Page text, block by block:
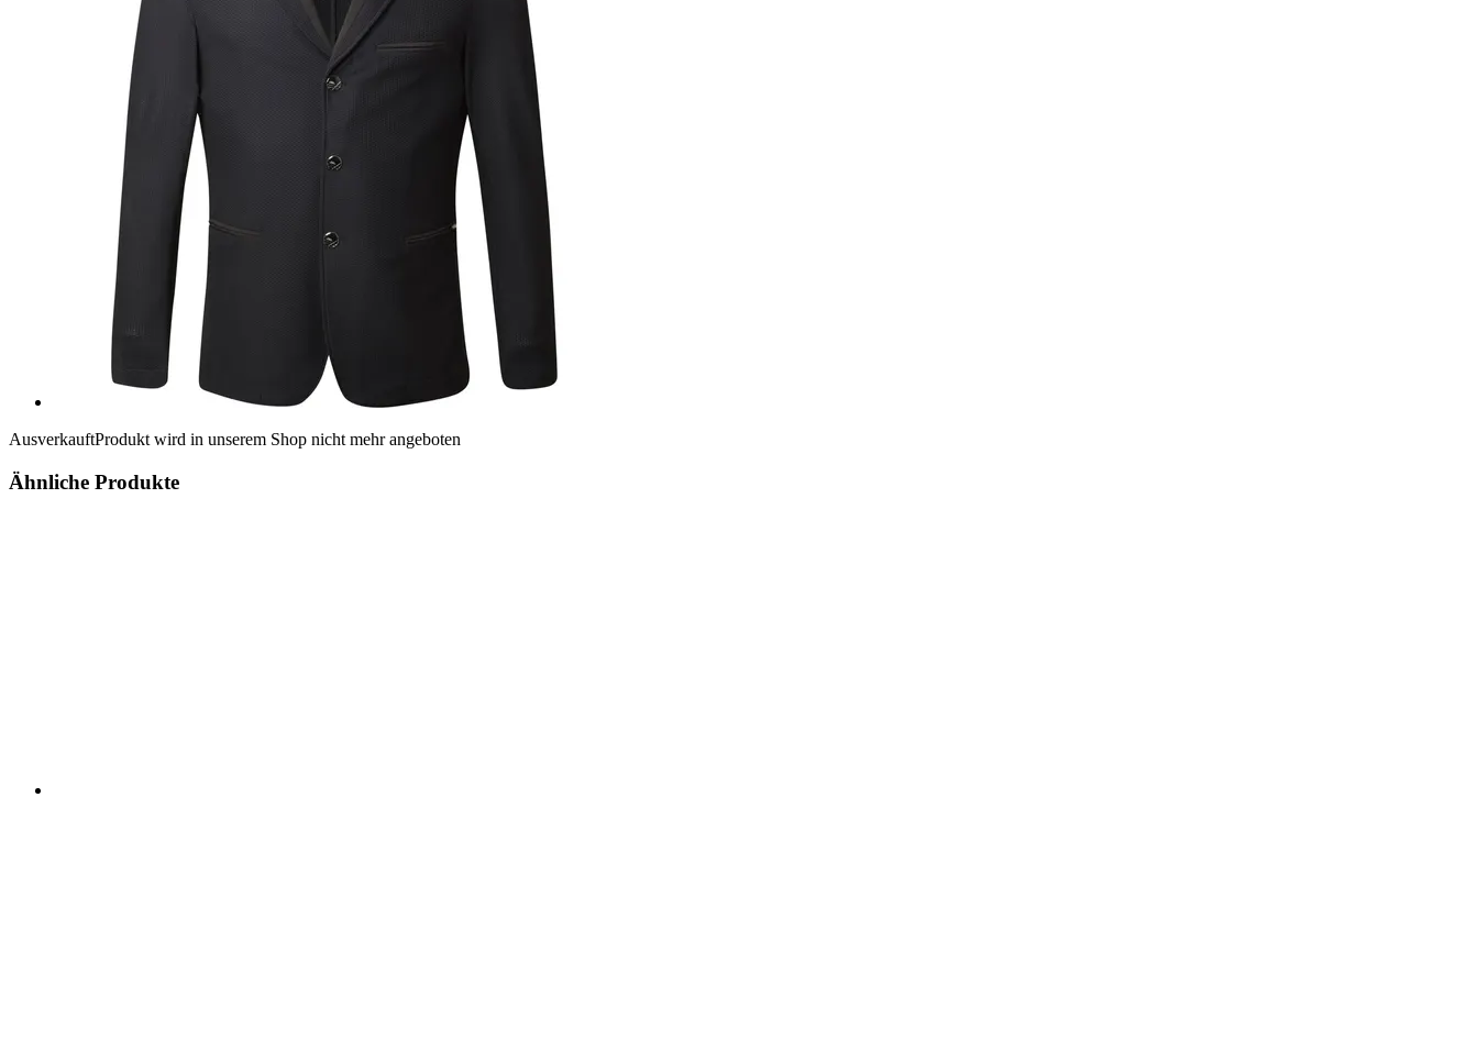
AusverkauftProdukt wird in unserem Shop nicht mehr angeboten
Ähnliche Produkte